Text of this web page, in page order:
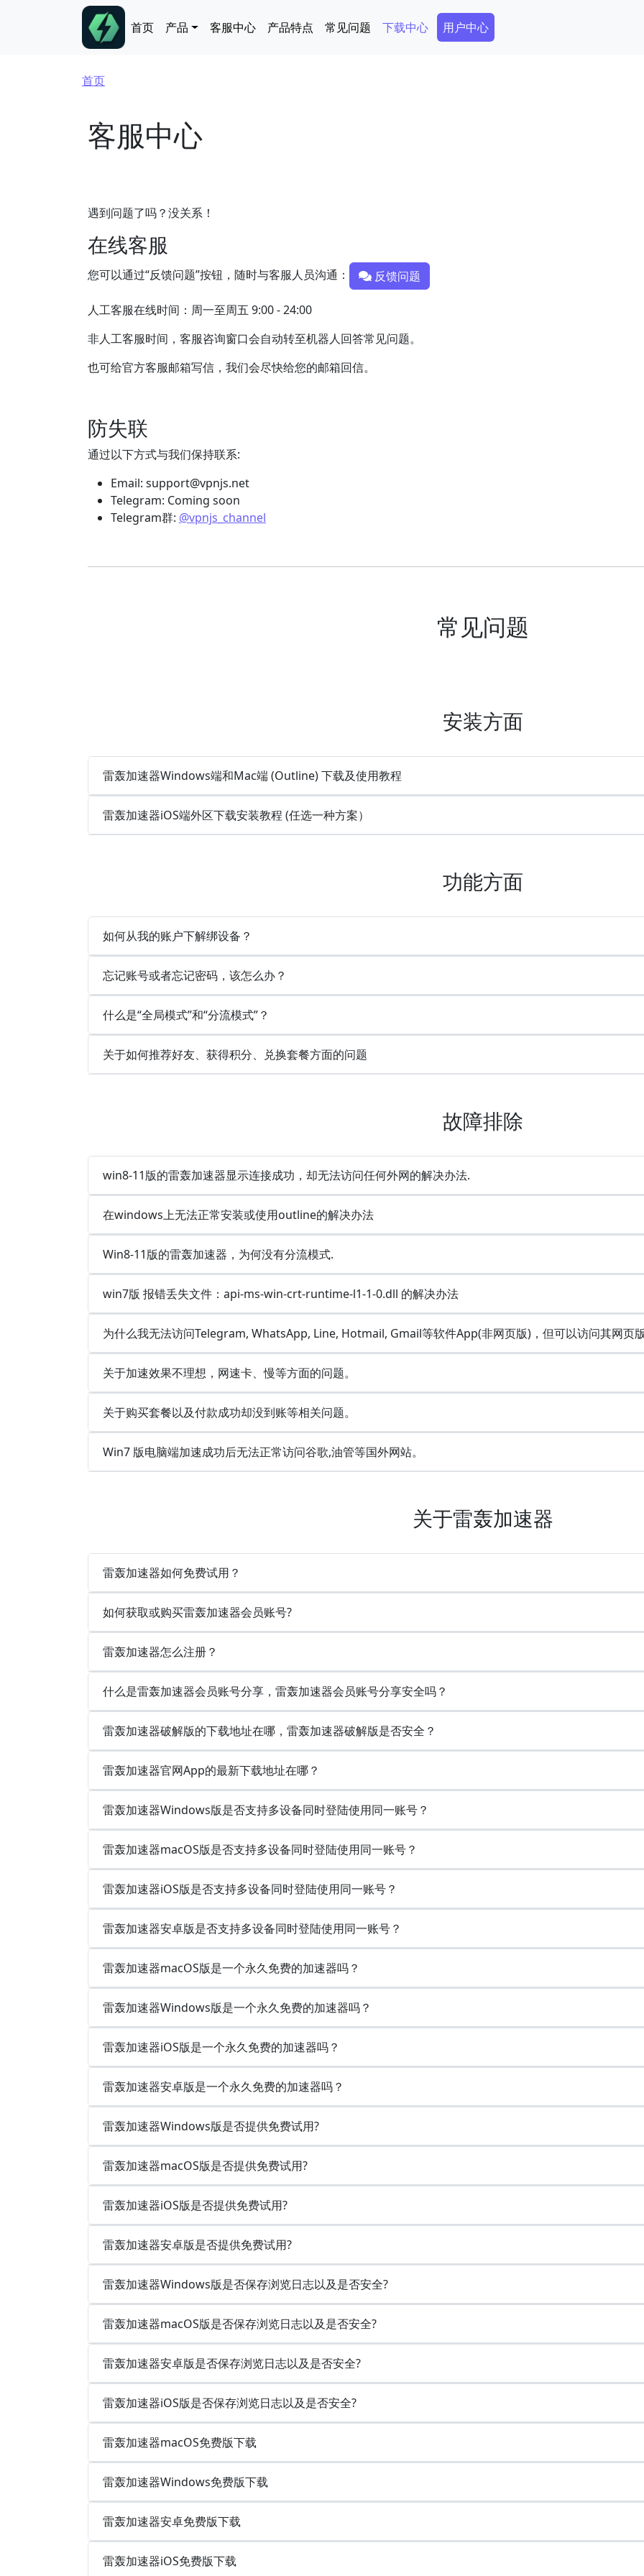
Main navigation
首页 产品 客服中心 产品特点 常见问题 下载中心 Secondary Menu
用户中心
面包屑
首页
客服中心
遇到问题了吗？没关系！
在线客服
您可以通过“反馈问题”按钮，随时与客服人员沟通： 反馈问题
人工客服在线时间：周一至周五 9:00 - 24:00
非人工客服时间，客服咨询窗口会自动转至机器人回答常见问题。
也可给官方客服邮箱写信，我们会尽快给您的邮箱回信。
防失联
通过以下方式与我们保持联系:
Email: support@vpnjs.net
Telegram: Coming soon
Telegram群: @vpnjs_channel
常见问题
安装方面
雷轰加速器Windows端和Mac端 (Outline) 下载及使用教程
雷轰加速器iOS端外区下载安装教程 (任选一种方案）
功能方面
如何从我的账户下解绑设备？
忘记账号或者忘记密码，该怎么办？
什么是“全局模式”和“分流模式”？
关于如何推荐好友、获得积分、兑换套餐方面的问题
故障排除
win8-11版的雷轰加速器显示连接成功，却无法访问任何外网的解决办法.
在windows上无法正常安装或使用outline的解决办法
Win8-11版的雷轰加速器，为何没有分流模式.
win7版 报错丢失文件：api-ms-win-crt-runtime-l1-1-0.dll 的解决办法
为什么我无法访问Telegram, WhatsApp, Line, Hotmail, Gmail等软件App(非网页版)，但可以访问其网页
关于加速效果不理想，网速卡、慢等方面的问题。
关于购买套餐以及付款成功却没到账等相关问题。
Win7 版电脑端加速成功后无法正常访问谷歌,油管等国外网站。
关于雷轰加速器
雷轰加速器如何免费试用？
如何获取或购买雷轰加速器会员账号?
雷轰加速器怎么注册？
什么是雷轰加速器会员账号分享，雷轰加速器会员账号分享安全吗？
雷轰加速器破解版的下载地址在哪，雷轰加速器破解版是否安全？
雷轰加速器官网App的最新下载地址在哪？
雷轰加速器Windows版是否支持多设备同时登陆使用同一账号？
雷轰加速器macOS版是否支持多设备同时登陆使用同一账号？
雷轰加速器iOS版是否支持多设备同时登陆使用同一账号？
雷轰加速器安卓版是否支持多设备同时登陆使用同一账号？
雷轰加速器macOS版是一个永久免费的加速器吗？
雷轰加速器Windows版是一个永久免费的加速器吗？
雷轰加速器iOS版是一个永久免费的加速器吗？
雷轰加速器安卓版是一个永久免费的加速器吗？
雷轰加速器Windows版是否提供免费试用?
雷轰加速器macOS版是否提供免费试用?
雷轰加速器iOS版是否提供免费试用?
雷轰加速器安卓版是否提供免费试用?
雷轰加速器Windows版是否保存浏览日志以及是否安全?
雷轰加速器macOS版是否保存浏览日志以及是否安全?
雷轰加速器安卓版是否保存浏览日志以及是否安全?
雷轰加速器iOS版是否保存浏览日志以及是否安全?
雷轰加速器macOS免费版下载
雷轰加速器Windows免费版下载
雷轰加速器安卓免费版下载
雷轰加速器iOS免费版下载